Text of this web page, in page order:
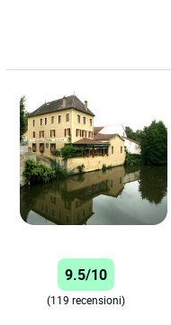
9.5/10
(119 recensioni)